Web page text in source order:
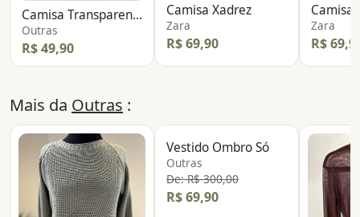
Camisa Transparencia Detalhe Renda
Outras
R$ 49,90
Camisa Xadrez
Zara
R$ 69,90
Camisa
Zara
R$
Mais da Outras :
Vestido Ombro Só
Outras
De: R$ 300,00
R$ 69,90